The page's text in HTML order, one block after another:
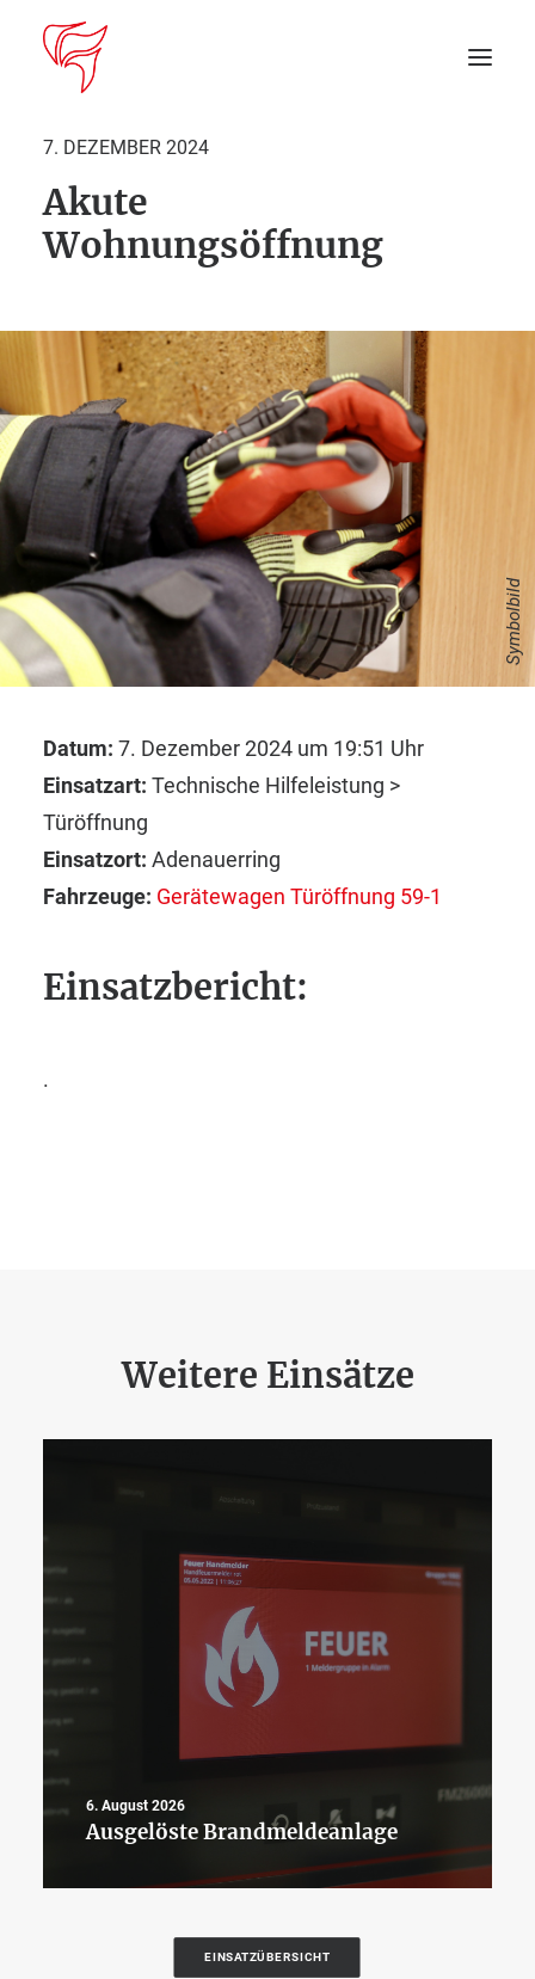
Aktuelles
DEIN EINSATZ
Suche
7. DEZEMBER 2024
Akute
Wohnungsöffnung
Symbolbild
Datum: 7. Dezember 2024 um 19:51 Uhr
Einsatzart: Technische Hilfeleistung >
Türöffnung
Einsatzort: Adenauerring
Fahrzeuge: Gerätewagen Türöffnung 59-1
Einsatzbericht:
.
Weitere Einsätze
6. August 2026
Ausgelöste Brandmeldeanlage
EINSATZÜBERSICHT